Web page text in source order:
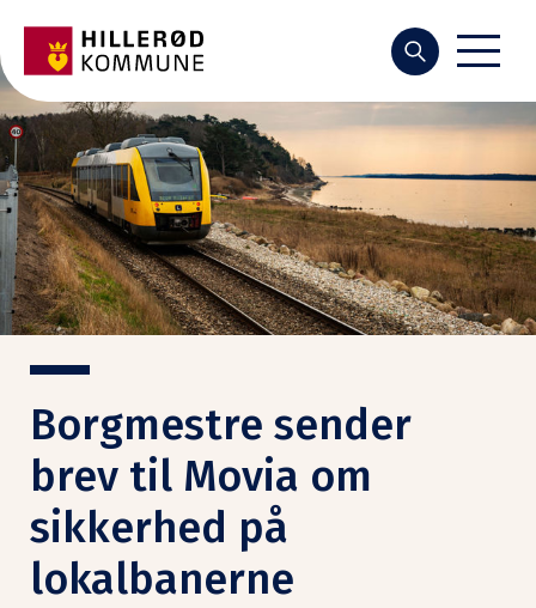
Søg
Borgmestre sender
brev til Movia om
sikkerhed på
lokalbanerne